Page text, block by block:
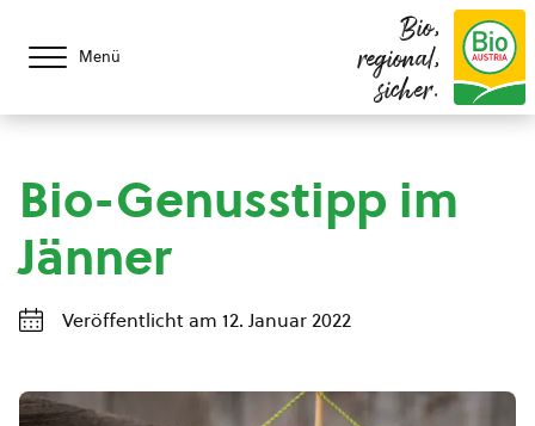
Menü
Bio,
regional,
sicher.
Bio-Genusstipp im
Jänner
Veröffentlicht am 12. Januar 2022